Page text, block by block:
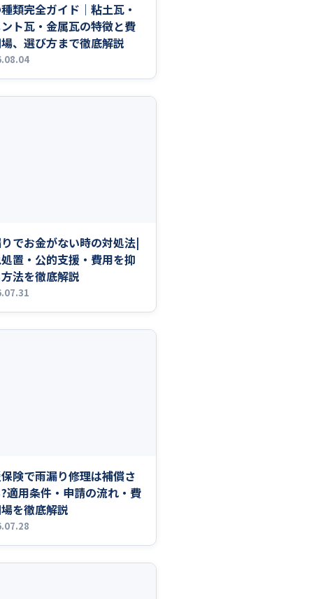
類完全ガイド｜粘土瓦・
ト瓦・金属瓦の特徴と費
、選び方まで徹底解説
でお金がない時の対処法|
置・公的支援・費用を抑
法を徹底解説
険で雨漏り修理は補償さ
適用条件・申請の流れ・費
を徹底解説